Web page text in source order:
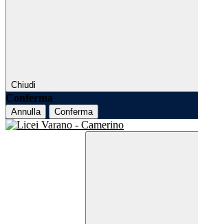
Chiudi
Conferma
Annulla Conferma